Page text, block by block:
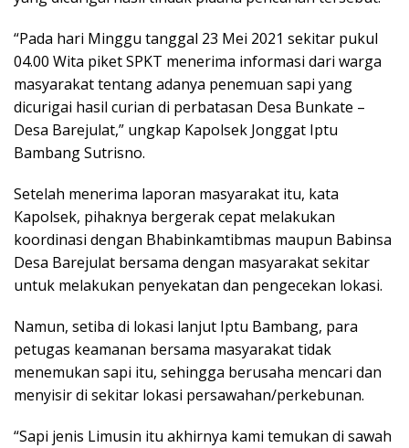
“Pada hari Minggu tanggal 23 Mei 2021 sekitar pukul
04.00 Wita piket SPKT menerima informasi dari warga
masyarakat tentang adanya penemuan sapi yang
dicurigai hasil curian di perbatasan Desa Bunkate –
Desa Barejulat,” ungkap Kapolsek Jonggat Iptu
Bambang Sutrisno.
Setelah menerima laporan masyarakat itu, kata
Kapolsek, pihaknya bergerak cepat melakukan
koordinasi dengan Bhabinkamtibmas maupun Babinsa
Desa Barejulat bersama dengan masyarakat sekitar
untuk melakukan penyekatan dan pengecekan lokasi.
Namun, setiba di lokasi lanjut Iptu Bambang, para
petugas keamanan bersama masyarakat tidak
menemukan sapi itu, sehingga berusaha mencari dan
menyisir di sekitar lokasi persawahan/perkebunan.
“Sapi jenis Limusin itu akhirnya kami temukan di sawah